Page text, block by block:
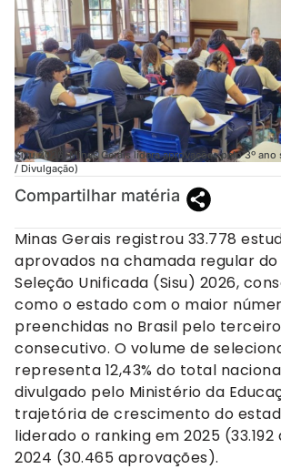
Sisu 2026: Minas Gerais lidera aprovações pelo 3º
/ Divulgação)
Compartilhar matéria
Minas Gerais registrou 33.778
aprovados na chamada regular do
Seleção Unificada (Sisu) 2026,
como o estado com o maior
preenchidas no Brasil pelo
consecutivo. O volume de
representa 12,43% do total
divulgado pelo Ministério da
trajetória de crescimento do
liderado o ranking em 2025
2024 (30.465 aprovações).